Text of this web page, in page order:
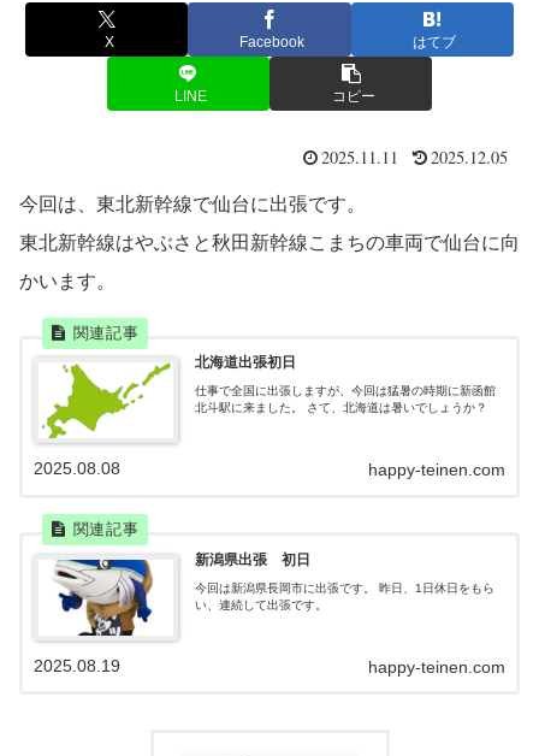
X Facebook はてブ
LINE コピー
2025.11.11 2025.12.05
今回は、東北新幹線で仙台に出張です。
東北新幹線はやぶさと秋田新幹線こまちの車両で仙台に向
かいます。
北海道出張初日
仕事で全国に出張しますが、今回は猛暑の時期に新函館
北斗駅に来ました。 さて、北海道は暑いでしょうか？
happy-teinen.com
2025.08.08
新潟県出張 初日
今回は新潟県長岡市に出張です。 昨日、1日休日をもら
い、連続して出張です。
happy-teinen.com
2025.08.19